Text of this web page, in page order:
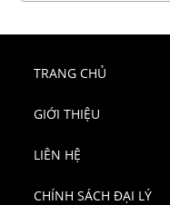
TRANG CHỦ
GIỚI THIỆU
LIÊN HỆ
CHÍNH SÁCH ĐẠI LÝ